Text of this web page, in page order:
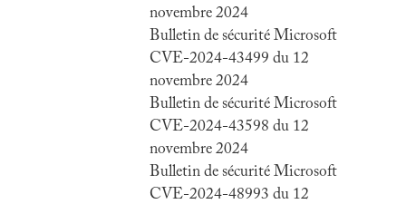
novembre 2024
Bulletin de sécurité Microsoft
CVE-2024-43499 du 12
novembre 2024
Bulletin de sécurité Microsoft
CVE-2024-43598 du 12
novembre 2024
Bulletin de sécurité Microsoft
CVE-2024-48993 du 12